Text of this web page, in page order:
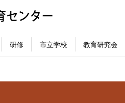
研修 市立学校 教育研究会